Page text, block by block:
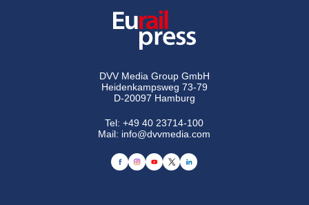
DVV Media Group GmbH
Heidenkampsweg 73-79
D-20097 Hamburg
Tel:+49 40 23714-100
Mail: info@dvvmedia.com